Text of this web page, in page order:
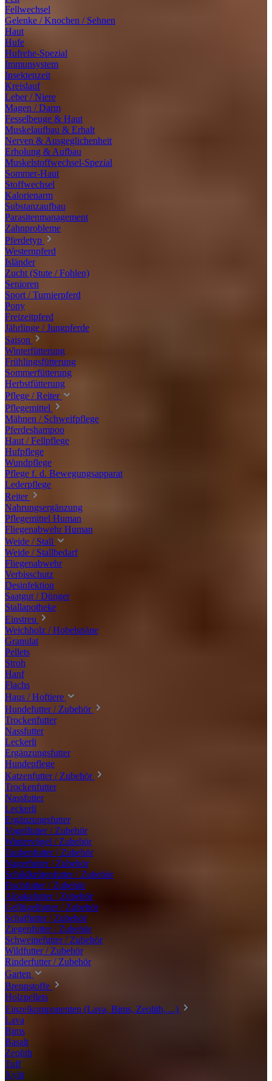
Fellwechsel
Gelenke / Knochen / Sehnen
Haut
Hufe
Hufrehe-Spezial
Immunsystem
Insektenzeit
Kreislauf
Leber / Niere
Magen / Darm
Fesselbeuge & Haut
Muskelaufbau & Erhalt
Nerven & Ausgeglichenheit
Erholung & Aufbau
Muskelstoffwechsel-Spezial
Sommer-Haut
Stoffwechsel
Kalorienarm
Substanzaufbau
Parasitenmanagement
Zahnprobleme
Pferdetyp
Westernpferd
Isländer
Zucht (Stute / Fohlen)
Senioren
Sport / Turnierpferd
Pony
Freizeitpferd
Jährlinge / Jungpferde
Saison
Winterfütterung
Frühlingsfütterung
Sommerfütterung
Herbstfütterung
Pflege / Reiter
Pflegemittel
Mähnen / Schweifpflege
Pferdeshampoo
Haut / Fellpflege
Hufpflege
Wundpflege
Pflege f. d. Bewegungsapparat
Lederpflege
Reiter
Nahrungsergänzung
Pflegemittel Human
Fliegenabwehr Human
Weide / Stall
Weide / Stallbedarf
Fliegenabwehr
Verbisschutz
Desinfektion
Saatgut / Dünger
Stallapotheke
Einstreu
Weichholz / Hobelspäne
Granulat
Pellets
Stroh
Hanf
Flachs
Haus / Hoftiere
Hundefutter / Zubehör
Trockenfutter
Nassfutter
Leckerli
Ergänzungsfutter
Hundepflege
Katzenfutter / Zubehör
Trockenfutter
Nassfutter
Leckerli
Ergänzungsfutter
Vogelfutter / Zubehör
Wintervögel / Zubehör
Taubenfutter / Zubehör
Nagerfutter / Zubehör
Schildkrötenfutter / Zubehör
Fischfutter / Zubehör
Alpakafutter / Zubehör
Geflügelfutter / Zubehör
Schaffutter / Zubehör
Ziegenfutter / Zubehör
Schweinefutter / Zubehör
Wildfutter / Zubehör
Rinderfutter / Zubehör
Garten
Brennstoffe
Holzpellets
Einzelkomponenten (Lava, Bims, Zeolith, ...)
Lava
Bims
Basalt
Zeolith
Tuff
Xylit